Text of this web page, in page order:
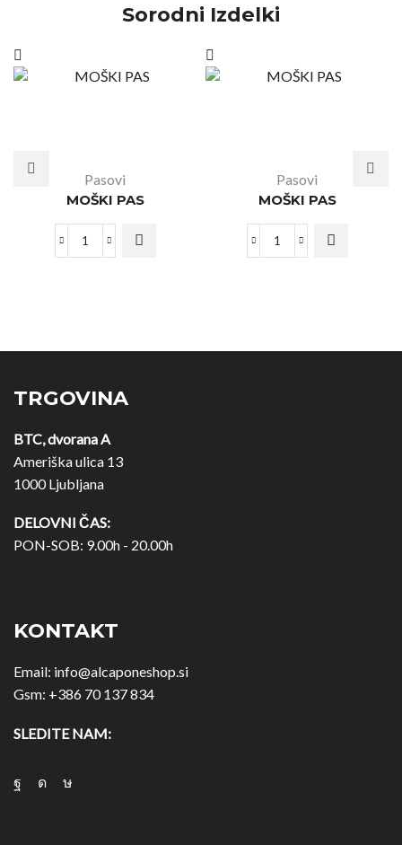
Sorodni Izdelki
Pasovi
MOŠKI PAS
Pasovi
MOŠKI PAS
TRGOVINA
BTC, dvorana A
Ameriška ulica 13
1000 Ljubljana
DELOVNI ČAS:
PON-SOB: 9.00h - 20.00h
KONTAKT
Email: info@alcaponeshop.si
Gsm: +386 70 137 834
SLEDITE NAM: